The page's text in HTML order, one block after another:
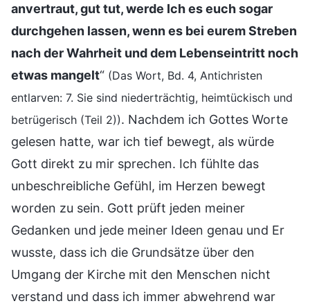
anvertraut, gut tut, werde Ich es euch sogar
durchgehen lassen, wenn es bei eurem Streben
nach der Wahrheit und dem Lebenseintritt noch
etwas mangelt“ (Das Wort, Bd. 4, Antichristen
entlarven: 7. Sie sind niederträchtig, heimtückisch und
betrügerisch (Teil 2)). Nachdem ich Gottes Worte
gelesen hatte, war ich tief bewegt, als würde
Gott direkt zu mir sprechen. Ich fühlte das
unbeschreibliche Gefühl, im Herzen bewegt
worden zu sein. Gott prüft jeden meiner
Gedanken und jede meiner Ideen genau und Er
wusste, dass ich die Grundsätze über den
Umgang der Kirche mit den Menschen nicht
verstand und dass ich immer abwehrend war